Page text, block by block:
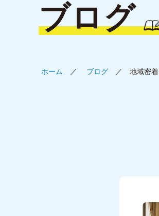
ブログ
ホーム ブログ 地域密着